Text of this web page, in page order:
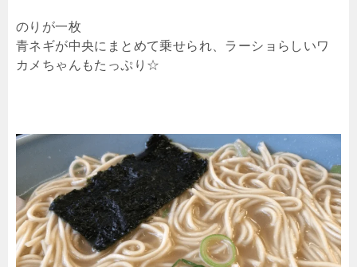
のりが一枚
青ネギが中央にまとめて乗せられ、ラーショらしいワ
カメちゃんもたっぷり☆